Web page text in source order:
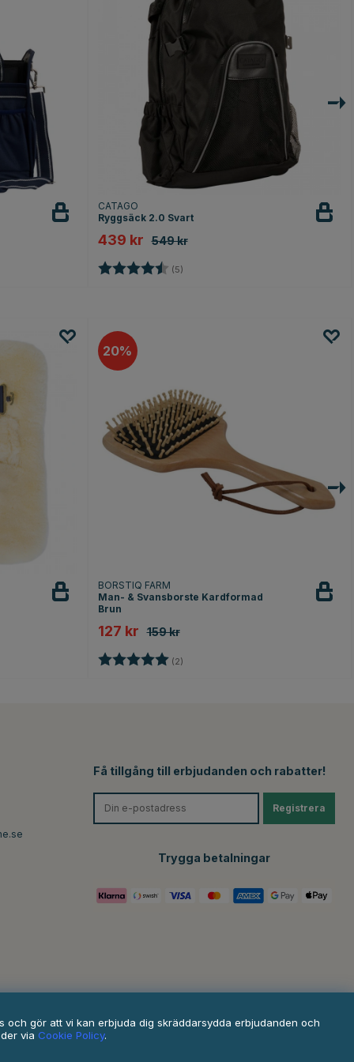
CATAGO
Ryggsäck 2.0 Svart
439 kr 549 kr
Betyg: (5)
20
BORSTIQ FARM
Man- & Svansborste Kardformad
Brun
127 kr 159 kr
Betyg: (2)
Få tillgång till erbjudanden och rabatter!
Registrera
Trygga betalningar
gör att vi kan erbjuda dig skräddarsydda erbjudanden och
via Cookie Policy.